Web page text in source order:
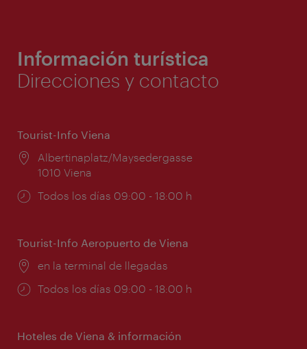
Información turística
Direcciones y contacto
Tourist-Info Viena
Lugar:
Albertinaplatz/Maysedergasse
1010 Viena
Horarios
Todos los días 09:00 - 18:00 h
Tourist-Info Aeropuerto de Viena
Lugar:
en la terminal de llegadas
Horarios
Todos los días 09:00 - 18:00 h
Hoteles de Viena & información